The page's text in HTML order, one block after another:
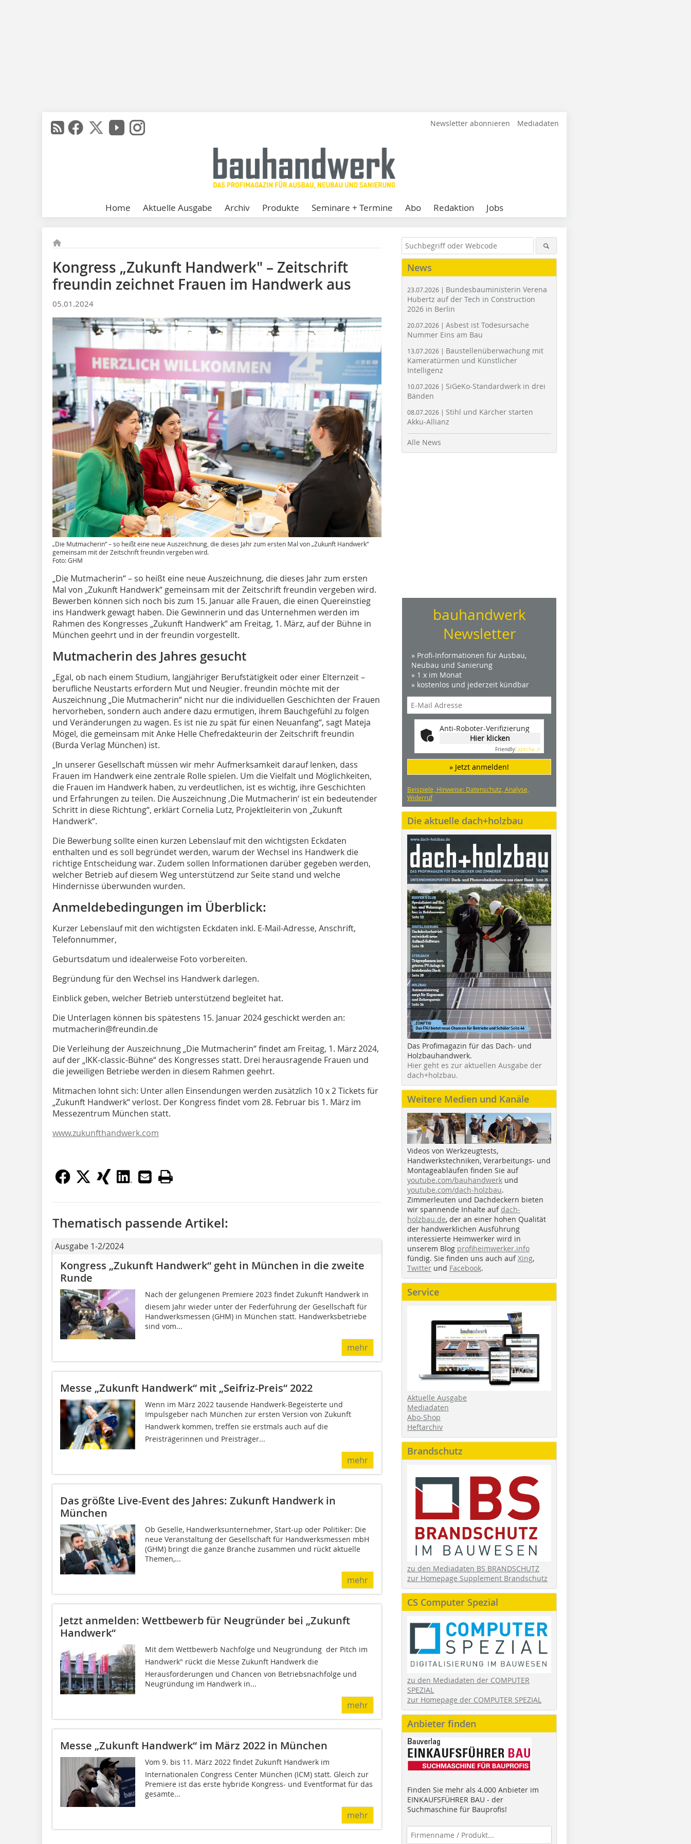
Newsletter abonnieren Mediadaten
Home Aktuelle Ausgabe Archiv Produkte Seminare + Termine Abo Redaktion Jobs
Kongress „Zukunft Handwerk" – Zeitschrift
freundin zeichnet Frauen im Handwerk aus
05.01.2024
„Die Mutmacherin“ – so heißt eine neue Auszeichnung, die dieses Jahr zum ersten Mal von „Zukunft Handwerk“
gemeinsam mit der Zeitschrift freundin vergeben wird.
Foto: GHM
„Die Mutmacherin“ – so heißt eine neue Auszeichnung, die dieses Jahr zum ersten
Mal von „Zukunft Handwerk“ gemeinsam mit der Zeitschrift freundin vergeben wird.
Bewerben können sich noch bis zum 15. Januar alle Frauen, die einen Quereinstieg
ins Handwerk gewagt haben. Die Gewinnerin und das Unternehmen werden im
Rahmen des Kongresses „Zukunft Handwerk“ am Freitag, 1. März, auf der Bühne in
München geehrt und in der freundin vorgestellt.
Mutmacherin des Jahres gesucht
„Egal, ob nach einem Studium, langjähriger Berufstätigkeit oder einer Elternzeit –
berufliche Neustarts erfordern Mut und Neugier. freundin möchte mit der
Auszeichnung „Die Mutmacherin“ nicht nur die individuellen Geschichten der Frauen
hervorheben, sondern auch andere dazu ermutigen, ihrem Bauchgefühl zu folgen
und Veränderungen zu wagen. Es ist nie zu spät für einen Neuanfang“, sagt Mateja
Mögel, die gemeinsam mit Anke Helle Chefredakteurin der Zeitschrift freundin
(Burda Verlag München) ist.
„In unserer Gesellschaft müssen wir mehr Aufmerksamkeit darauf lenken, dass
Frauen im Handwerk eine zentrale Rolle spielen. Um die Vielfalt und Möglichkeiten,
die Frauen im Handwerk haben, zu verdeutlichen, ist es wichtig, ihre Geschichten
und Erfahrungen zu teilen. Die Auszeichnung ‚Die Mutmacherin‘ ist ein bedeutender
Schritt in diese Richtung“, erklärt Cornelia Lutz, Projektleiterin von „Zukunft
Handwerk“.
Die Bewerbung sollte einen kurzen Lebenslauf mit den wichtigsten Eckdaten
enthalten und es soll begründet werden, warum der Wechsel ins Handwerk die
richtige Entscheidung war. Zudem sollen Informationen darüber gegeben werden,
welcher Betrieb auf diesem Weg unterstützend zur Seite stand und welche
Hindernisse überwunden wurden.
Anmeldebedingungen im Überblick:
Kurzer Lebenslauf mit den wichtigsten Eckdaten inkl. E-Mail-Adresse, Anschrift,
Telefonnummer,
Geburtsdatum und idealerweise Foto vorbereiten.
Begründung für den Wechsel ins Handwerk darlegen.
Einblick geben, welcher Betrieb unterstützend begleitet hat.
Die Unterlagen können bis spätestens 15. Januar 2024 geschickt werden an:
mutmacherin@freundin.de
Die Verleihung der Auszeichnung „Die Mutmacherin“ findet am Freitag, 1. März 2024,
auf der „IKK-classic-Bühne“ des Kongresses statt. Drei herausragende Frauen und
die jeweiligen Betriebe werden in diesem Rahmen geehrt.
Mitmachen lohnt sich: Unter allen Einsendungen werden zusätzlich 10 x 2 Tickets für
„Zukunft Handwerk“ verlost. Der Kongress findet vom 28. Februar bis 1. März im
Messezentrum München statt.
www.zukunfthandwerk.com
Thematisch passende Artikel:
Ausgabe 1-2/2024
Kongress „Zukunft Handwerk“ geht in München in die zweite
Runde
Nach der gelungenen Premiere 2023 findet Zukunft Handwerk in
diesem Jahr wieder unter der Federführung der Gesellschaft für
Handwerksmessen (GHM) in München statt. Handwerksbetriebe
sind vom...
mehr
Messe „Zukunft Handwerk“ mit „Seifriz-Preis“ 2022
Wenn im März 2022 tausende Handwerk-Begeisterte und
Impulsgeber nach München zur ersten Version von Zukunft
Handwerk kommen, treffen sie erstmals auch auf die
Preisträgerinnen und Preisträger...
mehr
Das größte Live-Event des Jahres: Zukunft Handwerk in
München
Ob Geselle, Handwerksunternehmer, Start-up oder Politiker: Die
neue Veranstaltung der Gesellschaft für Handwerksmessen mbH
(GHM) bringt die ganze Branche zusammen und rückt aktuelle
Themen,...
mehr
Jetzt anmelden: Wettbewerb für Neugründer bei „Zukunft
Handwerk“
Mit dem Wettbewerb Nachfolge und Neugründung  der Pitch im
Handwerk" rückt die Messe Zukunft Handwerk die
Herausforderungen und Chancen von Betriebsnachfolge und
Neugründung im Handwerk in...
mehr
Messe „Zukunft Handwerk“ im März 2022 in München
Vom 9. bis 11. März 2022 findet Zukunft Handwerk im
Internationalen Congress Center München (ICM) statt. Gleich zur
Premiere ist das erste hybride Kongress- und Eventformat für das
gesamte...
mehr
News
23.07.2026 | Bundesbauministerin Verena
Hubertz auf der Tech in Construction
2026 in Berlin
20.07.2026 | Asbest ist Todesursache
Nummer Eins am Bau
13.07.2026 | Baustellenüberwachung mit
Kameratürmen und Künstlicher
Intelligenz
10.07.2026 | SiGeKo-Standardwerk in drei
Bänden
08.07.2026 | Stihl und Kärcher starten
Akku-Allianz
Alle News
bauhandwerk
Newsletter
» Profi-Informationen für Ausbau,
Neubau und Sanierung
» 1 x im Monat
» kostenlos und jederzeit kündbar
Anti-Roboter-Verifizierung
Hier klicken
FriendlyCaptcha ⇗
» Jetzt anmelden!
Beispiele, Hinweise: Datenschutz, Analyse,
Widerruf
Die aktuelle dach+holzbau
Das Profimagazin für das Dach- und
Holzbauhandwerk.
Hier geht es zur aktuellen Ausgabe der
dach+holzbau.
Weitere Medien und Kanäle
Videos von Werkzeugtests,
Handwerkstechniken, Verarbeitungs- und
Montageabläufen finden Sie auf
youtube.com/bauhandwerk und
youtube.com/dach-holzbau.
Zimmerleuten und Dachdeckern bieten
wir spannende Inhalte auf dach-
holzbau.de, der an einer hohen Qualität
der handwerklichen Ausführung
interessierte Heimwerker wird in
unserem Blog profiheimwerker.info
fündig. Sie finden uns auch aufXing,
Twitter und Facebook.
Service
Aktuelle Ausgabe
Mediadaten
Abo-Shop
Heftarchiv
Brandschutz
zu den Mediadaten BS BRANDSCHUTZ
zur Homepage Supplement Brandschutz
CS Computer Spezial
zu den Mediadaten der COMPUTER
SPEZIAL
zur Homepage der COMPUTER SPEZIAL
Anbieter finden
Finden Sie mehr als 4.000 Anbieter im
EINKAUFSFÜHRER BAU - der
Suchmaschine für Bauprofis!